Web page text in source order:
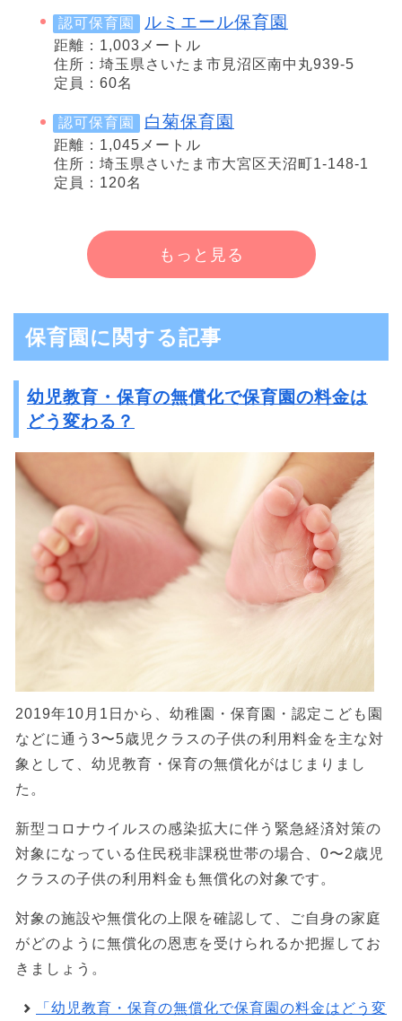
認可保育園 ルミエール保育園
距離：1,003メートル
住所：埼玉県さいたま市見沼区南中丸939-5
定員：60名
認可保育園 白菊保育園
距離：1,045メートル
住所：埼玉県さいたま市大宮区天沼町1-148-1
定員：120名
もっと見る
保育園に関する記事
幼児教育・保育の無償化で保育園の料金は
どう変わる？
2019年10月1日から、幼稚園・保育園・認定こども園
などに通う3〜5歳児クラスの子供の利用料金を主な対
象として、幼児教育・保育の無償化がはじまりまし
た。
新型コロナウイルスの感染拡大に伴う緊急経済対策の
対象になっている住民税非課税世帯の場合、0〜2歳児
クラスの子供の利用料金も無償化の対象です。
対象の施設や無償化の上限を確認して、ご自身の家庭
がどのように無償化の恩恵を受けられるか把握してお
きましょう。
「幼児教育・保育の無償化で保育園の料金はどう変